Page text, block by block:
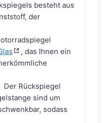
besteht aus
der
, das Ihnen ein
Der Rückspiegel
sind um
sodass